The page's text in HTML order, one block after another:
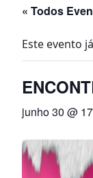
« Todos
Este evento
junho 30 @